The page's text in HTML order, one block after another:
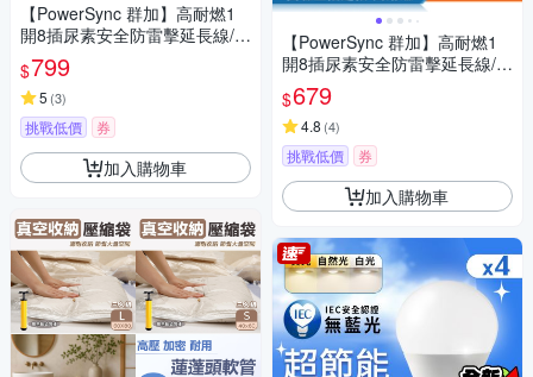
【PowerSync 群加】高耐燃1
開8插尿素安全防雷擊延長線/黑
色/4.5m(TPS318TN0045)
$799
5 (3)
挑戰低價 券
加入購物車
【PowerSync 群加】高耐燃1
開8插尿素安全防雷擊延長線/1.
8m(TPS318TN9018)
$679
4.8 (4)
挑戰低價 券
加入購物車